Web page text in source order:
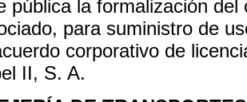
pública la formalización
para suministro de
corporativo de
II, S. A.